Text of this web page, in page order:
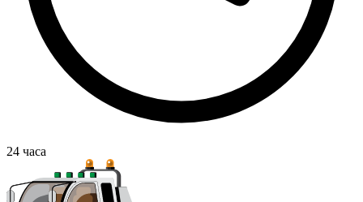
24 часа